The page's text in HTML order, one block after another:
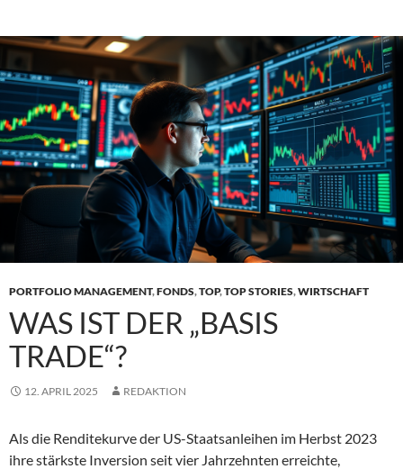
PORTFOLIO MANAGEMENT,FONDS,TOP,TOP STORIES,WIRTSCHAFT
WAS IST DER „BASIS
TRADE“?
12. APRIL 2025 REDAKTION
Als die Renditekurve der US-Staatsanleihen im Herbst 2023
ihre stärkste Inversion seit vier Jahrzehnten erreichte,